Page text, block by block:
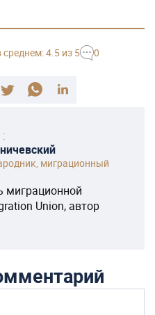
среднем:4.5 из 5 0
миграционный
миграционной
Union, автор